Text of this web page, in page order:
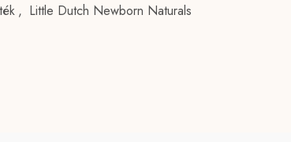
, Little Dutch Newborn Naturals